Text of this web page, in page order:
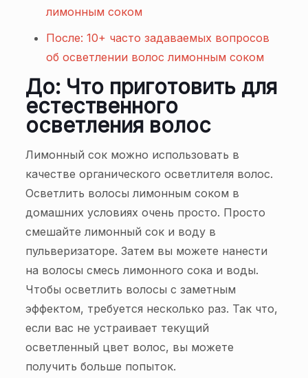
лимонным соком
После: 10+ часто задаваемых вопросов
об осветлении волос лимонным соком
До: Что приготовить для
естественного
осветления волос
Лимонный сок можно использовать в
качестве органического осветлителя волос.
Осветлить волосы лимонным соком в
домашних условиях очень просто. Просто
смешайте лимонный сок и воду в
пульверизаторе. Затем вы можете нанести
на волосы смесь лимонного сока и воды.
Чтобы осветлить волосы с заметным
эффектом, требуется несколько раз. Так что,
если вас не устраивает текущий
осветленный цвет волос, вы можете
получить больше попыток.